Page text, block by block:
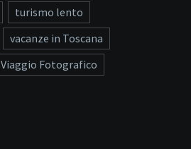
turismo lento
vacanze in Toscana
Viaggio Fotografico